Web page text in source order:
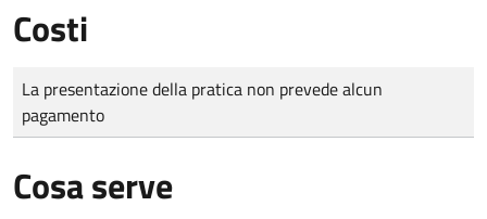
Costi
Tipo di pagamento
Importo
La presentazione della pratica non prevede alcun
pagamento
Cosa serve